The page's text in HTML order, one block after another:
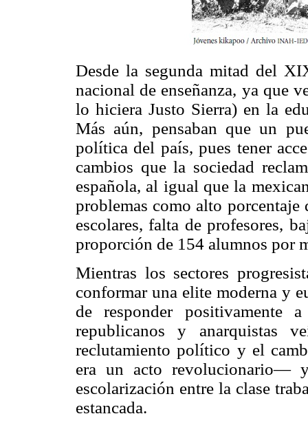
Desde la segunda mitad del
nacional de enseñanza, ya que
lo hiciera Justo Sierra) en la
Más aún, pensaban que un
política del país, pues tener
cambios que la sociedad
española, al igual que la
problemas como alto
escolares, falta de profesores,
proporción de 154 alumnos por
Mientras los sectores
conformar una elite moderna y
de responder positivamente
republicanos y anarquistas
reclutamiento político y el
era un acto revolucionario—
escolarización entre la clase
estancada.